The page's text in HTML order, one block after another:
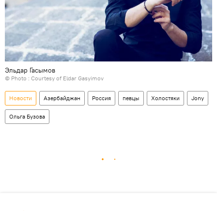
Эльдар Гасымов
© Photo : Courtesy of Eldar Gasyimov
Новости Азербайджан Россия певцы Холостяки Jony
Ольга Бузова